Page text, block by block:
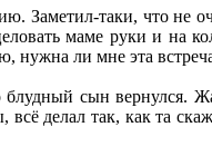
Заметил-таки, что не
маме руки и на
нужна ли мне эта
сын вернулся.
делал так, как та